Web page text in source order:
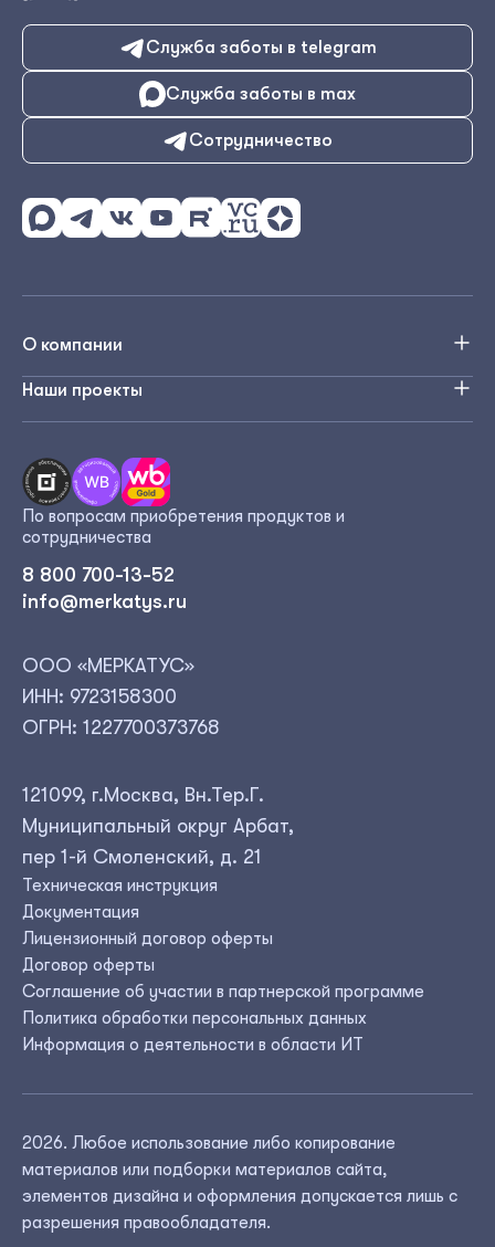
Служба заботы в telegram
Служба заботы в max
Сотрудничество
О компании
Реферальная программа
Отзывы пользователей
Наши проекты
Журнал Меркатус
По вопросам приобретения продуктов и
сотрудничества
8 800 700-13-52
info@merkatys.ru
ООО «МЕРКАТУС»
ИНН: 9723158300
ОГРН: 1227700373768
121099, г.Москва, Вн.Тер.Г.
Муниципальный округ Арбат,
пер 1-й Смоленский, д. 21
Техническая инструкция
Документация
Лицензионный договор оферты
Договор оферты
Соглашение об участии в партнерской программе
Политика обработки персональных данных
Информация о деятельности в области ИТ
2026. Любое использование либо копирование
материалов или подборки материалов сайта,
элементов дизайна и оформления допускается лишь с
разрешения правообладателя.